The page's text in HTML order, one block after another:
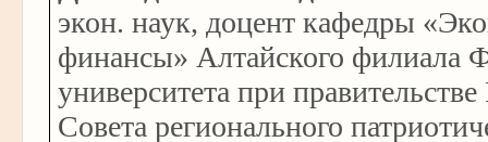
экон. наук, доцент кафедры
финансы» Алтайского филиала
университета при
Совета регионального